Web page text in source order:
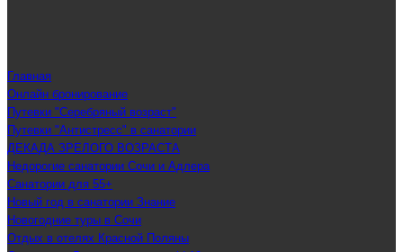
Главная
Онлайн бронирование
Путевки "Серебряный возраст"
Путевки "Антистресс" в санатории
ДЕКАДА ЗРЕЛОГО ВОЗРАСТА
Недорогие санатории Сочи и Адлера
Санатории для 55+
Новый год в санатории Знание
Новогодние туры в Сочи
Отдых в отелях Красной Поляны